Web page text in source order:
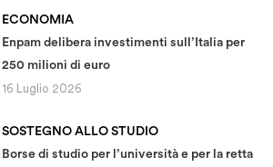
ECONOMIA
Enpam delibera investimenti sull’Italia per
250 milioni di euro
16 Luglio 2026
SOSTEGNO ALLO STUDIO
Borse di studio per l’università e per la retta